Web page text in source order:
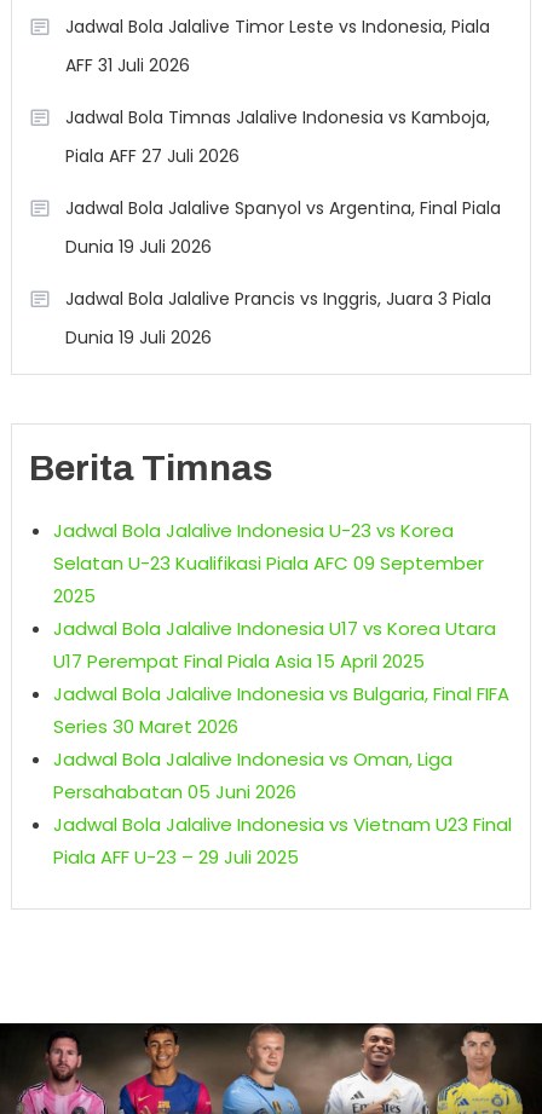
Jadwal Bola Jalalive Timor Leste vs Indonesia, Piala
AFF 31 Juli 2026
Jadwal Bola Timnas Jalalive Indonesia vs Kamboja,
Piala AFF 27 Juli 2026
Jadwal Bola Jalalive Spanyol vs Argentina, Final Piala
Dunia 19 Juli 2026
Jadwal Bola Jalalive Prancis vs Inggris, Juara 3 Piala
Dunia 19 Juli 2026
Berita Timnas
Jadwal Bola Jalalive Indonesia U-23 vs Korea
Selatan U-23 Kualifikasi Piala AFC 09 September
2025
Jadwal Bola Jalalive Indonesia U17 vs Korea Utara
U17 Perempat Final Piala Asia 15 April 2025
Jadwal Bola Jalalive Indonesia vs Bulgaria, Final FIFA
Series 30 Maret 2026
Jadwal Bola Jalalive Indonesia vs Oman, Liga
Persahabatan 05 Juni 2026
Jadwal Bola Jalalive Indonesia vs Vietnam U23 Final
Piala AFF U-23 – 29 Juli 2025